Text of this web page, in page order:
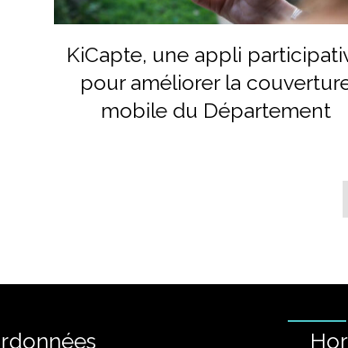
KiCapte, une appli
pour améliorer la
mobile du Département